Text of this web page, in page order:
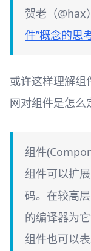
贺老（@hax
件”概念的思
或许这样理解组
网对组件是怎么
组件
组件可以扩
码。在较高
的编译器为
组件也可以